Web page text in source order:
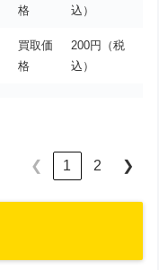
格
込）
買取価
格
200円（税
込）
❮ 1 2 ❯